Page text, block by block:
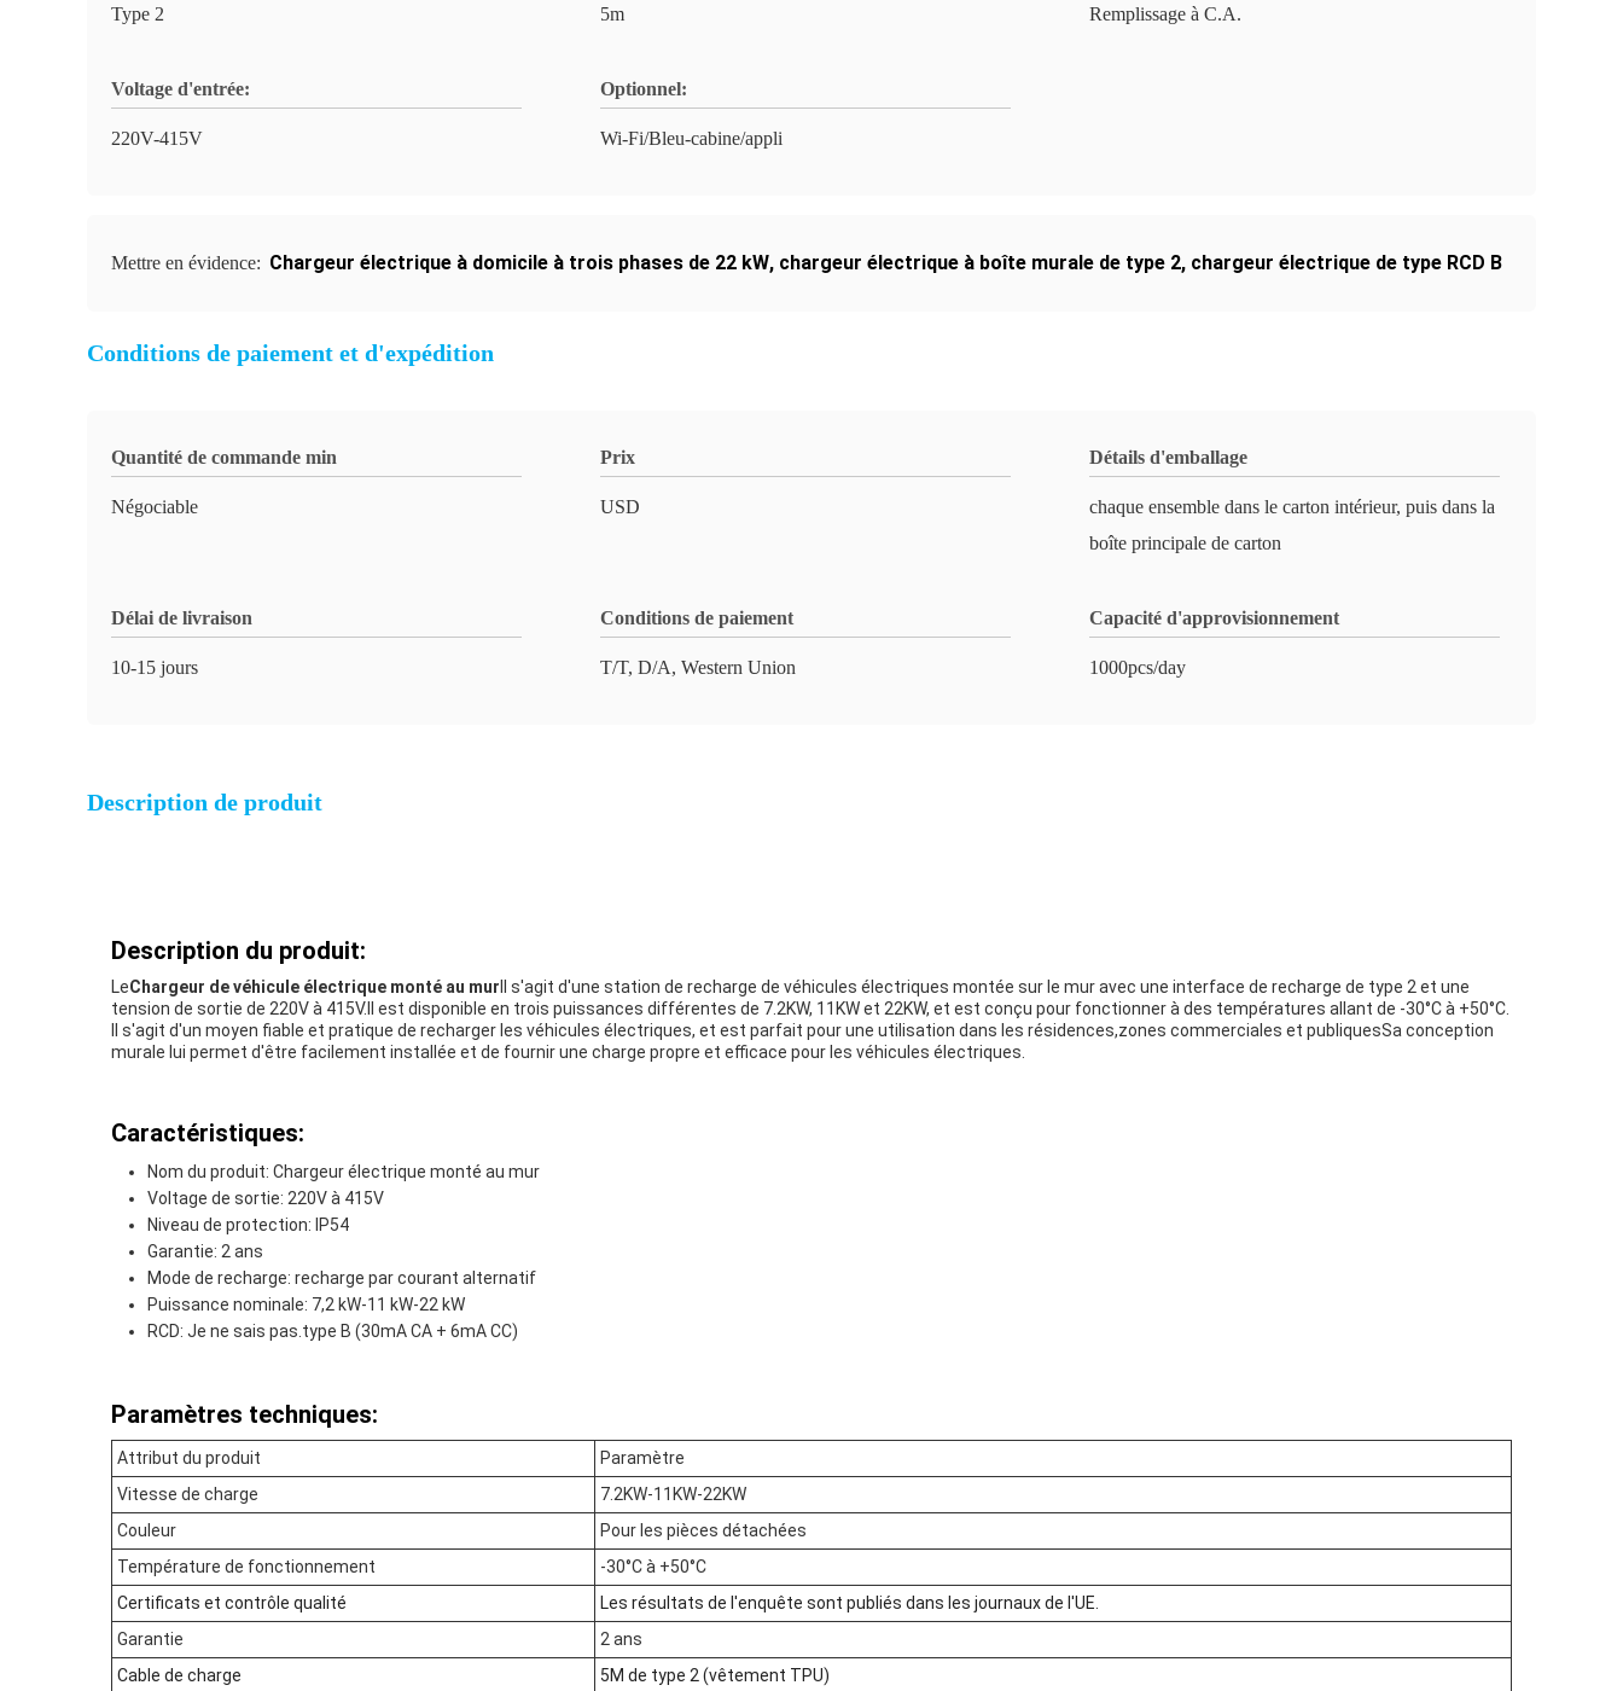
Type 2 5m Remplissage à C.A.
Voltage d'entrée:
220V-415V
Optionnel:
Wi-Fi/Bleu-cabine/appli
Mettre en évidence: Chargeur électrique à domicile à trois phases de 22 kW, chargeur électrique à boîte murale de type 2, chargeur électrique de type RCD B
Conditions de paiement et d'expédition
Quantité de commande min
Négociable
Prix
USD
Détails d'emballage
chaque ensemble dans le carton intérieur, puis dans la
boîte principale de carton
Délai de livraison
10-15 jours
Conditions de paiement
T/T, D/A, Western Union
Capacité d'approvisionnement
1000pcs/day
Description de produit
Description du produit:
LeChargeur de véhicule électrique monté au mur Il s'agit d'une station de recharge de véhicules électriques montée sur le mur avec une interface de recharge de type 2 et une
tension de sortie de 220V à 415V.Il est disponible en trois puissances différentes de 7.2KW, 11KW et 22KW, et est conçu pour fonctionner à des températures allant de -30°C à +50°C.
Il s'agit d'un moyen fiable et pratique de recharger les véhicules électriques, et est parfait pour une utilisation dans les résidences,zones commerciales et publiquesSa conception
murale lui permet d'être facilement installée et de fournir une charge propre et efficace pour les véhicules électriques.
Caractéristiques:
Nom du produit: Chargeur électrique monté au mur
Voltage de sortie: 220V à 415V
Niveau de protection: IP54
Garantie: 2 ans
Mode de recharge: recharge par courant alternatif
Puissance nominale: 7,2 kW-11 kW-22 kW
RCD: Je ne sais pas. type B (30mA CA + 6mA CC)
Paramètres techniques:
Attribut du produit
Paramètre
Vitesse de charge
7.2KW-11KW-22KW
Couleur
Pour les pièces détachées
Température de fonctionnement
-30°C à +50°C
Certificats et contrôle qualité
Les résultats de l'enquête sont publiés dans les journaux de l'UE.
Garantie
2 ans
Cable de charge
5M de type 2 (vêtement TPU)